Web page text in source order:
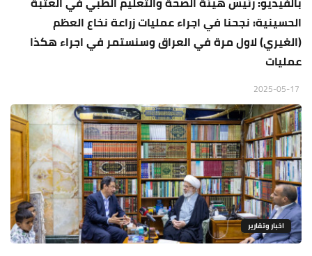
الحسينية: نجحنا في اجراء عمليات زراعة نخاع العظم
(الغيري) لاول مرة في العراق وسنستمر في اجراء هكذا
عمليات
اخبار وتقارير